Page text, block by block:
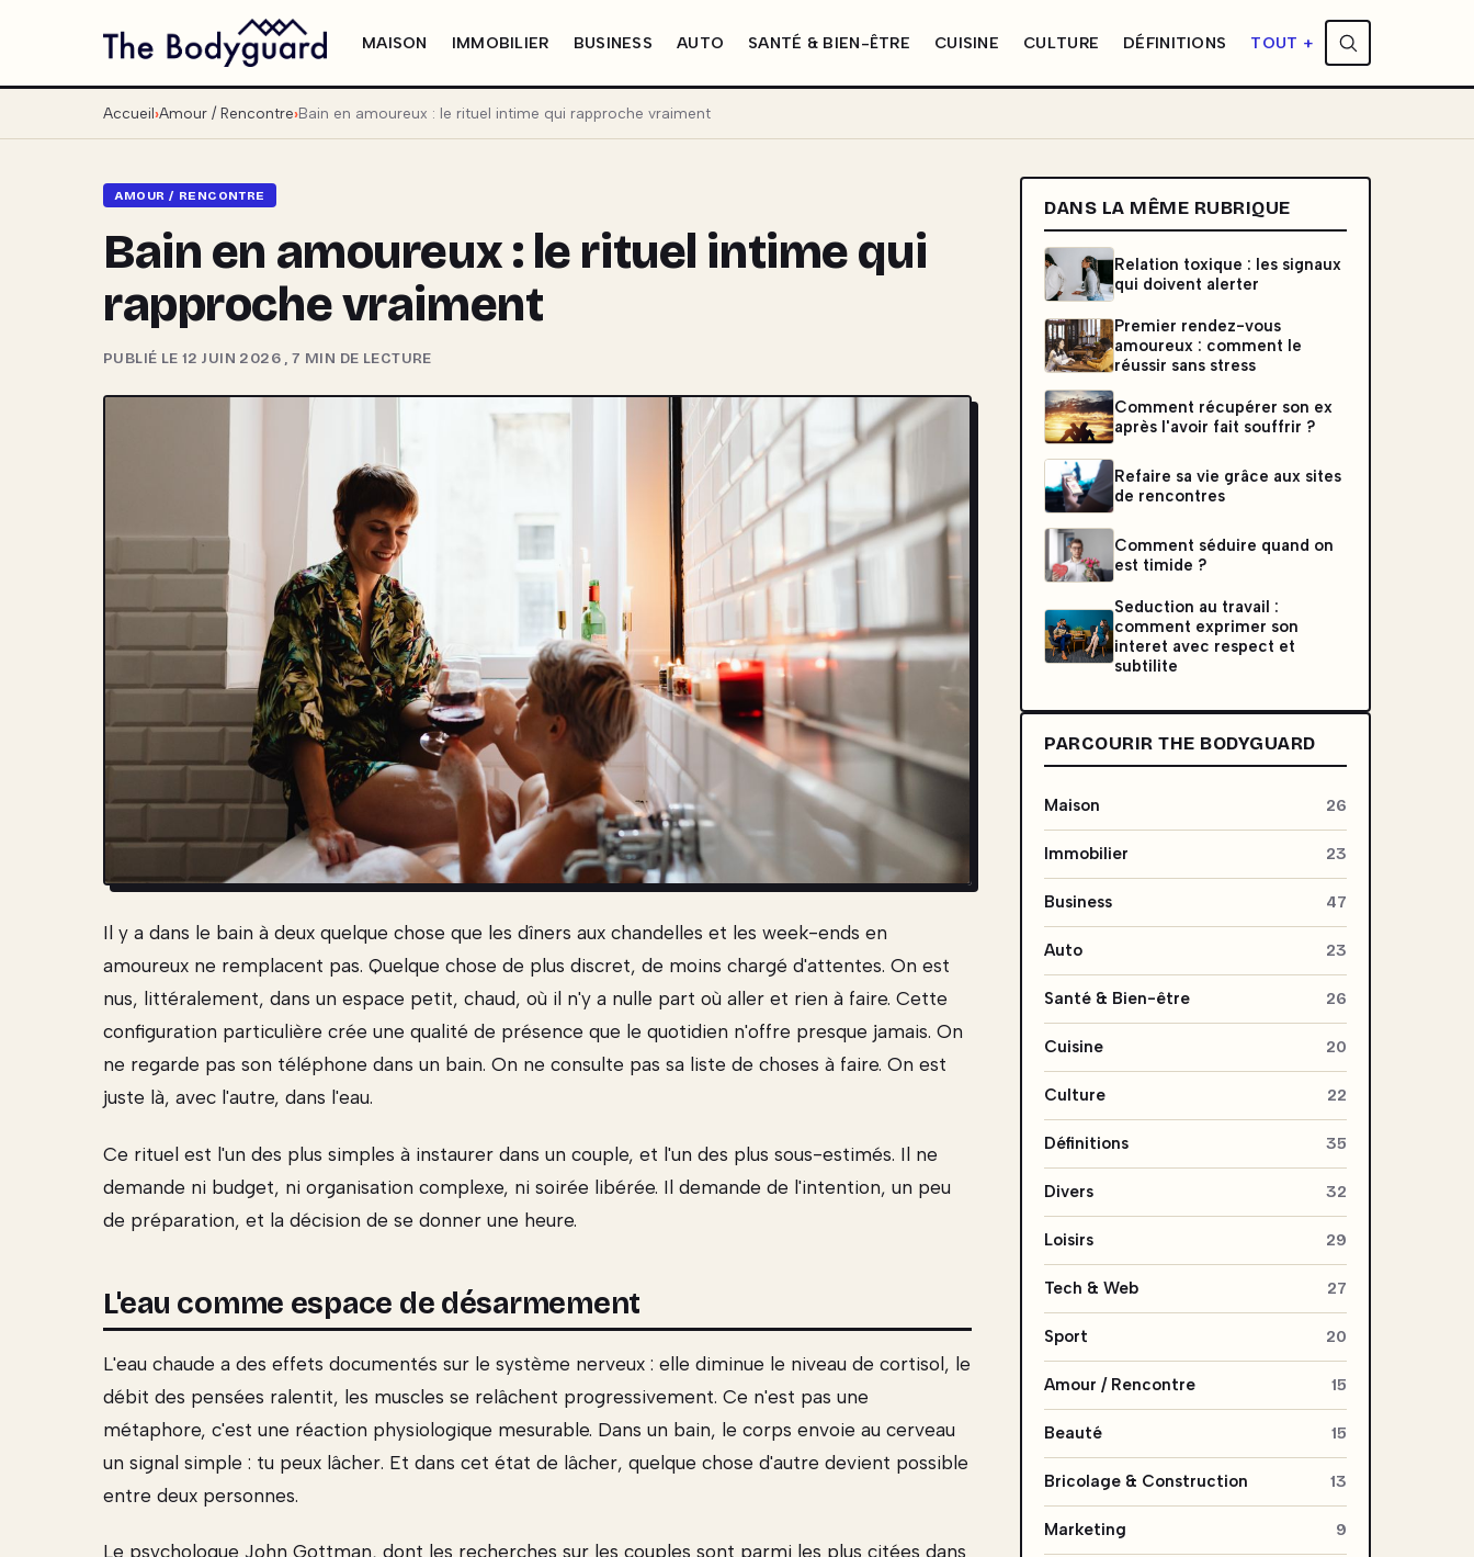
MAISON IMMOBILIER BUSINESS AUTO SANTÉ & BIEN-ÊTRE CUISINE CULTURE DÉFINITIONS TOUT +
Accueil Amour / Rencontre Bain en amoureux : le rituel intime qui rapproche vraiment
AMOUR / RENCONTRE
Bain en amoureux : le rituel intime qui
rapproche vraiment
PUBLIÉ LE 12 JUIN 2026 ,7 MIN DE LECTURE
Il y a dans le bain à deux quelque chose que les dîners aux chandelles et les week-ends en
amoureux ne remplacent pas. Quelque chose de plus discret, de moins chargé d'attentes. On est
nus, littéralement, dans un espace petit, chaud, où il n'y a nulle part où aller et rien à faire. Cette
configuration particulière crée une qualité de présence que le quotidien n'offre presque jamais. On
ne regarde pas son téléphone dans un bain. On ne consulte pas sa liste de choses à faire. On est
juste là, avec l'autre, dans l'eau.
Ce rituel est l'un des plus simples à instaurer dans un couple, et l'un des plus sous-estimés. Il ne
demande ni budget, ni organisation complexe, ni soirée libérée. Il demande de l'intention, un peu
de préparation, et la décision de se donner une heure.
L'eau comme espace de désarmement
L'eau chaude a des effets documentés sur le système nerveux : elle diminue le niveau de cortisol, le
débit des pensées ralentit, les muscles se relâchent progressivement. Ce n'est pas une
métaphore, c'est une réaction physiologique mesurable. Dans un bain, le corps envoie au cerveau
un signal simple : tu peux lâcher. Et dans cet état de lâcher, quelque chose d'autre devient possible
entre deux personnes.
Le psychologue John Gottman, dont les recherches sur les couples sont parmi les plus citées dans
DANS LA MÊME RUBRIQUE
Relation toxique : les signaux
qui doivent alerter
Premier rendez-vous
amoureux : comment le
réussir sans stress
Comment récupérer son ex
après l'avoir fait souffrir ?
Refaire sa vie grâce aux sites
de rencontres
Comment séduire quand on
est timide ?
Seduction au travail :
comment exprimer son
interet avec respect et
subtilite
PARCOURIR THE BODYGUARD
Maison 26
Immobilier 23
Business 47
Auto 23
Santé & Bien-être 26
Cuisine 20
Culture 22
Définitions 35
Divers 32
Loisirs 29
Tech & Web 27
Sport 20
Amour / Rencontre 15
Beauté 15
Bricolage & Construction 13
Marketing 9